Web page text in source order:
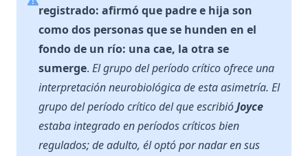
registrado: afirmó que padre e hija son
como dos personas que se hunden en el
fondo de un río: una cae, la otra se
sumerge. El grupo del período crítico ofrece una
interpretación neurobiológica de esta asimetría. El
grupo del período crítico del que escribióJoyce
estaba integrado en períodos críticos bien
regulados; de adulto, él optó por nadar en sus